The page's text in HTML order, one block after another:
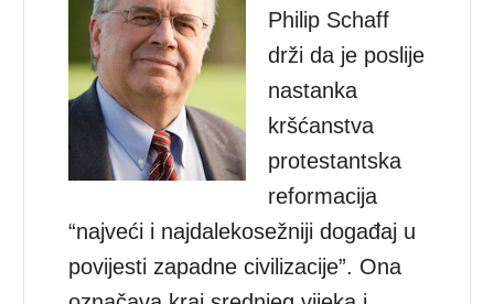
Philip Schaff
drži da je poslije
nastanka
kršćanstva
protestantska
reformacija
“najveći i najdalekosežniji događaj u
povijesti zapadne civilizacije”. Ona